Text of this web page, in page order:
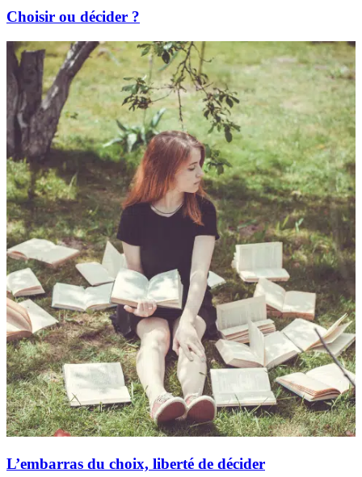
Choisir ou décider ?
L’embarras du choix, liberté de décider